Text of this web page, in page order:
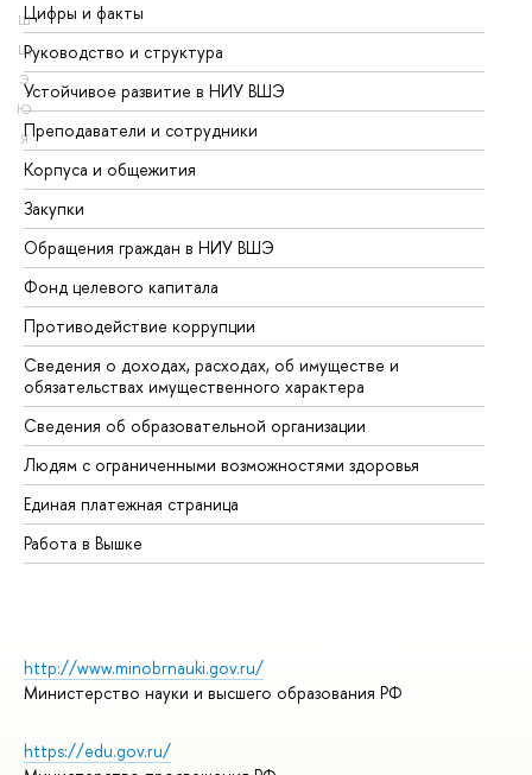
Ш
Щ
Э
Ю
Я
Цифры и факты
Руководство и структура
Устойчивое развитие в НИУ ВШЭ
Преподаватели и сотрудники
Корпуса и общежития
Закупки
Обращения граждан в НИУ ВШЭ
Фонд целевого капитала
Противодействие коррупции
Сведения о доходах, расходах, об имуществе и
обязательствах имущественного характера
Сведения об образовательной организации
Людям с ограниченными возможностями здоровья
Единая платежная страница
Работа в Вышке
http://www.minobrnauki.gov.ru/
Министерство науки и высшего образования РФ
https://edu.gov.ru/